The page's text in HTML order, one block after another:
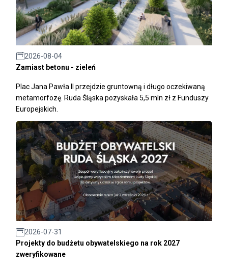
2026-08-04
Zamiast betonu - zieleń
Plac Jana Pawła II przejdzie gruntowną i długo oczekiwaną
metamorfozę. Ruda Śląska pozyskała 5,5 mln zł z Funduszy
Europejskich.
2026-07-31
Projekty do budżetu obywatelskiego na rok 2027
zweryfikowane